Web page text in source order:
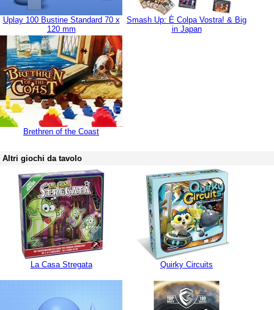
Uplay 100 Bustine Standard 70 x
120 mm
Smash Up: È Colpa Vostra! & Big
in Japan
Brethren of the Coast
Altri giochi da tavolo
La Casa Stregata Quirky Circuits